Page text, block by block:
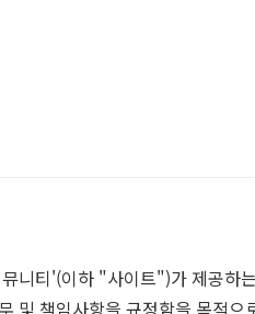
니티'(이하 "사이트")가 제공하